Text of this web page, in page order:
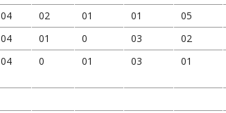
04 02 01 01 05
04 01 0 03 02
04 0 01 03 01